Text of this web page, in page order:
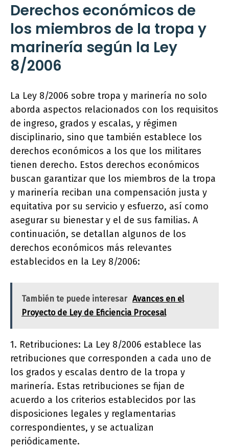
Derechos económicos de
los miembros de la tropa y
marinería según la Ley
8/2006
La Ley 8/2006 sobre tropa y marinería no solo
aborda aspectos relacionados con los requisitos
de ingreso, grados y escalas, y régimen
disciplinario, sino que también establece los
derechos económicos a los que los militares
tienen derecho. Estos derechos económicos
buscan garantizar que los miembros de la tropa
y marinería reciban una compensación justa y
equitativa por su servicio y esfuerzo, así como
asegurar su bienestar y el de sus familias. A
continuación, se detallan algunos de los
derechos económicos más relevantes
establecidos en la Ley 8/2006:
También te puede interesar Avances en el
Proyecto de Ley de Eficiencia Procesal
1. Retribuciones: La Ley 8/2006 establece las
retribuciones que corresponden a cada uno de
los grados y escalas dentro de la tropa y
marinería. Estas retribuciones se fijan de
acuerdo a los criterios establecidos por las
disposiciones legales y reglamentarias
correspondientes, y se actualizan
periódicamente.